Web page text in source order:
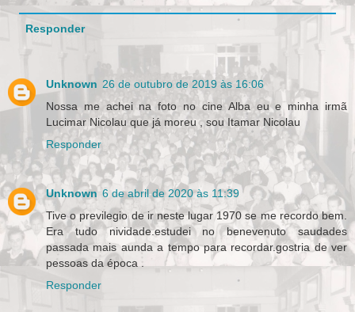
Responder
Unknown 26 de outubro de 2019 às 16:06
Nossa me achei na foto no cine Alba eu e minha irmã
Lucimar Nicolau que já moreu , sou Itamar Nicolau
Responder
Unknown 6 de abril de 2020 às 11:39
Tive o previlegio de ir neste lugar 1970 se me recordo bem.
Era tudo nividade.estudei no benevenuto saudades
passada mais aunda a tempo para recordar.gostria de ver
pessoas da época .
Responder